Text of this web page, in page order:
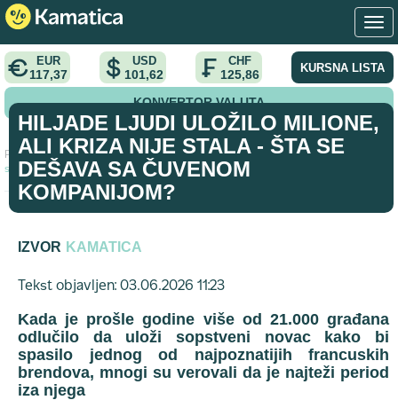
EUR
117,37
USD
101,62
CHF
125,86 KURSNA LISTA
KONVERTOR VALUTA
Početna > vest >
Hiljade ljudi uložilo milione, ali kriza nije stala - Šta
se dešava sa čuvenom kompanijom?
HILJADE LJUDI ULOŽILO MILIONE,
ALI KRIZA NIJE STALA - ŠTA SE
DEŠAVA SA ČUVENOM
KOMPANIJOM?
IZVOR KAMATICA
Tekst objavljen: 03.06.2026 11:23
Kada je prošle godine više od 21.000 građana
odlučilo da uloži sopstveni novac kako bi
spasilo jednog od najpoznatijih francuskih
brendova, mnogi su verovali da je najteži period
iza njega